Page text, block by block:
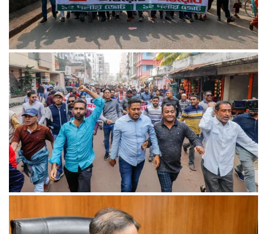
১৮ ডিসেম্বর থেকে আন্দোলনে নতুন মাত্রা যোগ হবে: ১২–দলীয় জোট
খুলনায় অবরোধের সমর্থনে দুপুরে ও সন্ধ্যায় বিএনপির মিছিল